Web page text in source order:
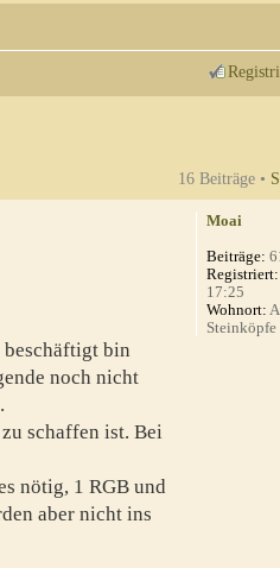
16 Beiträge •
beschäftigt bin
noch nicht
schaffen ist. Bei
nötig, 1 RGB und
aber nicht ins
Moai
Beiträge:
Registriert:
17:25
Wohnort:
Steinköpfe